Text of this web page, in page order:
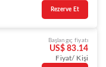
Rezerve Et
Başlangıç fiyatı
US$ 83.14
Fiyat/ Kişi